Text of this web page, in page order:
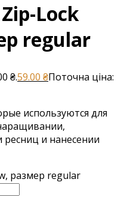
Lock
regular
₴.59.00 ₴Поточна ціна:
используются для
и нанесении
размер regular